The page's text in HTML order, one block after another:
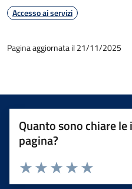
Accesso ai servizi
Pagina aggiornata il 21/11/2025
Quanto sono chiare
pagina?
Valuta 5
Valuta 4 stelle
Valuta 3 stelle su 5
Valuta 2 stelle su 5
Valuta 1 stelle su 5